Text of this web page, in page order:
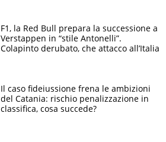
F1, la Red Bull prepara la successione a
Verstappen in “stile Antonelli”.
Colapinto derubato, che attacco all’Italia
Il caso fideiussione frena le ambizioni
del Catania: rischio penalizzazione in
classifica, cosa succede?